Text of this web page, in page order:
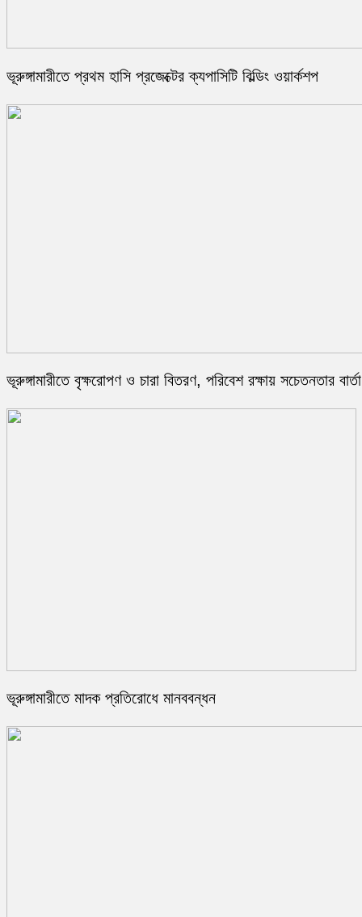
ভূরুঙ্গামারীতে প্রথম হাসি প্রজেক্টের ক্যপাসিটি বিল্ডিং ওয়ার্কশপ
ভূরুঙ্গামারীতে বৃক্ষরোপণ ও চারা বিতরণ, পরিবেশ রক্ষায় সচেতনতার বার্তা
ভূরুঙ্গামারীতে মাদক প্রতিরোধে মানববন্ধন